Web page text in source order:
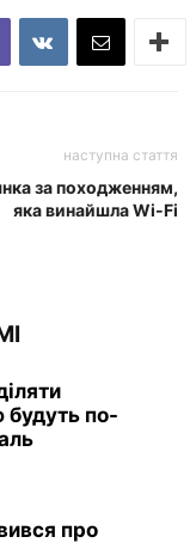
наступна стаття
за походженням,
яка винайшла Wi-Fi
будуть по-
про